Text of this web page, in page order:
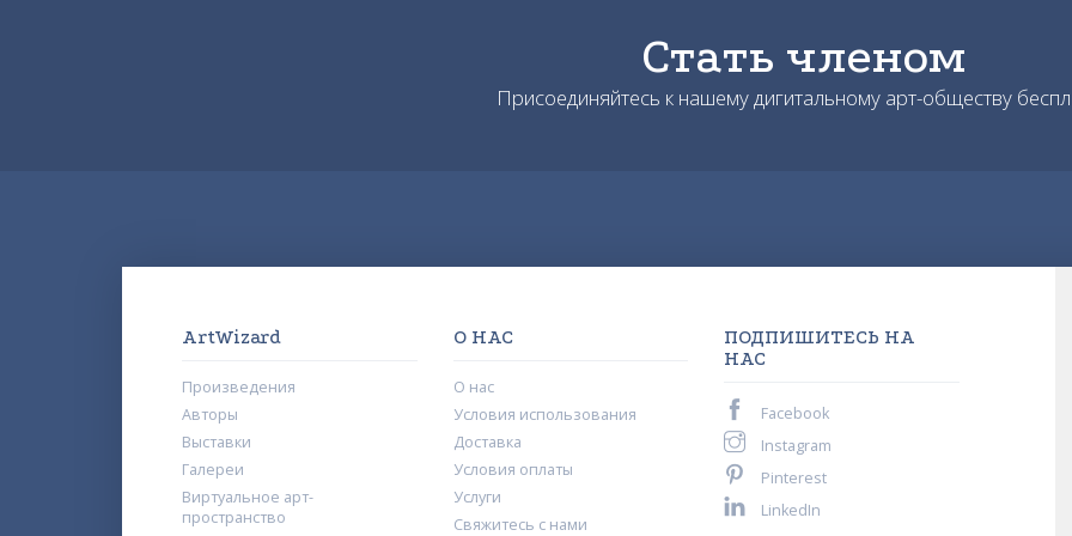
Стать членом
Присоединяйтесь к нашему дигитальному арт-обществу
ArtWizard
Произведения
Авторы
Выставки
Галереи
Виртуальное арт-
пространство
О НАС
О нас
Условия использования
Доставка
Условия оплаты
Услуги
Свяжитесь с нами
ПОДПИШИТЕСЬ НА
НАС
Facebook
Instagram
Pinterest
LinkedIn